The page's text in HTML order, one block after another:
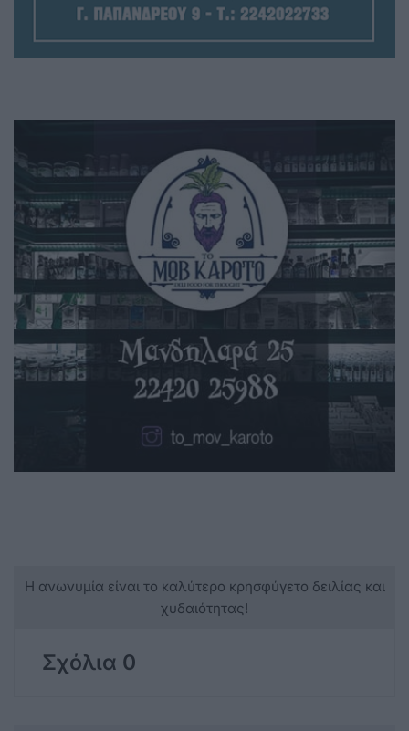
Η ανωνυμία είναι το καλύτερο κρησφύγετο δειλίας και
χυδαιότητας!
Σχόλια 0